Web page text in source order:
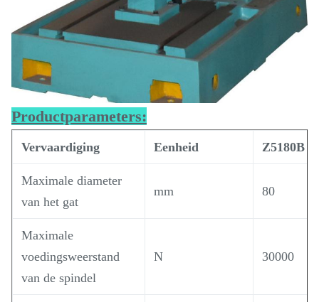
Productparameters:
Vervaardiging Eenheid Z5180B
Maximale diameter
van het gat
mm 80
Maximale
voedingsweerstand
van de spindel
N 30000